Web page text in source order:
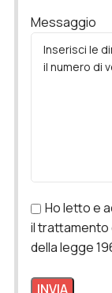
Messaggio
Ho letto e
il trattamento
della legge